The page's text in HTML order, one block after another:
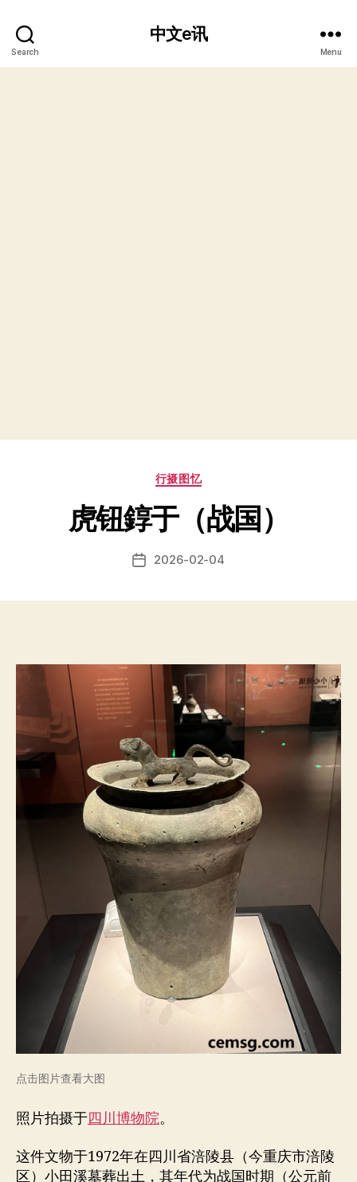
Search
中文e讯
Menu
Categories
行摄图忆
虎钮錞于（战国）
Post2026-02-04
点击图片查看大图
照片拍摄于四川博物院。
这件文物于1972年在四川省涪陵县（今重庆市涪陵
区）小田溪墓葬出土，其年代为战国时期（公元前